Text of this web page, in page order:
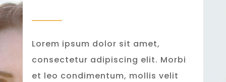
Lorem ipsum dolor sit amet,
consectetur adipiscing elit. Morbi
et leo condimentum, mollis velit